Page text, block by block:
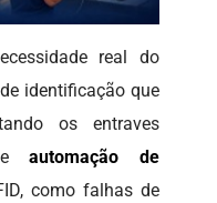
real do
identificação que
os entraves
automação de
como falhas de